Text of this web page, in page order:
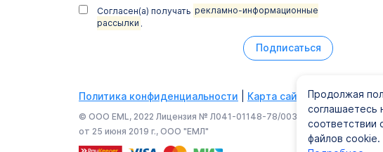
Согласен(а) получать рекламно-информационные
рассылки .
Подписаться
Политика конфиденциальности Карта сайта
© ООО EML, 2022 Лицензия № Л041-01148-78/00337441
от 25 июня 2019 г., ООО "ЕМЛ"
Продолжая
соглашаетесь
соответствии
файлов cookie.